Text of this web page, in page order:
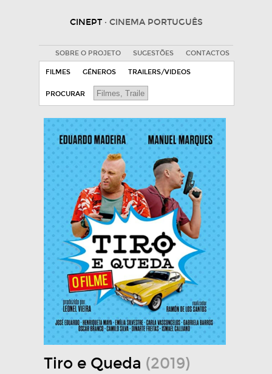
CINEPT · CINEMA PORTUGUÊS
SOBRE O PROJETO SUGESTÕES CONTACTOS
FILMES GÉNEROS TRAILERS/VIDEOS
PROCURAR
Tiro e Queda (2019)